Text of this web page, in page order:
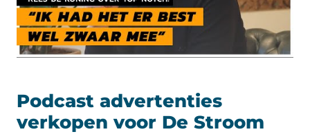
Podcast advertenties
verkopen voor De Stroom